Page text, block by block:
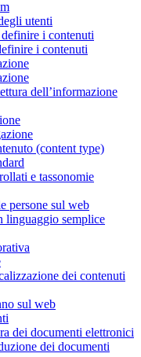
utenti
i contenuti
i contenuti
dell’informazione
(content type)
e tassonomie
persone sul web
linguaggio semplice
dei contenuti
sul web
dei documenti elettronici
dei documenti